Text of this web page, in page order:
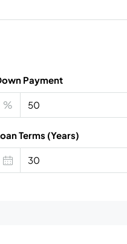
Payment
%
Terms (Years)